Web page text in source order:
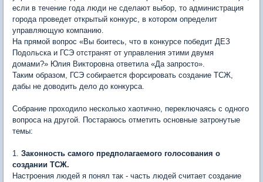
если в течение года люди не сделают выбор, то администрация
города проведет открытый конкурс, в котором определит
управляющую компанию.
На прямой вопрос «Вы боитесь, что в конкурсе победит ДЕЗ
Подольска и ГСЭ отстранят от управления этими двумя
домами?» Юлия Викторовна ответила «Да запросто».
Таким образом, ГСЭ собирается форсировать создание ТСЖ,
дабы не доводить дело до конкурса.
Собрание проходило несколько хаотично, переключаясь с одного
вопроса на другой. Постараюсь отметить основные затронутые
темы:
1. Законность самого предполагаемого голосования о
создании ТСЖ.
Настроения людей я понял так - часть людей считает создание